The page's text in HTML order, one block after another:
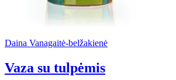
Daina Vanagaitė-belžakienė
Vaza su tulpėmis